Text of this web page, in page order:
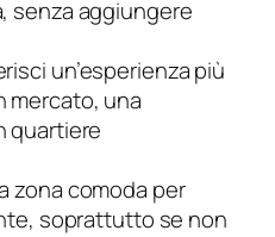
senza aggiungere
un’esperienza più
mercato, una
quartiere
zona comoda per
soprattutto se non